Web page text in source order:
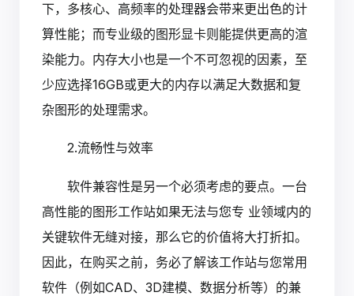
下，多核心、高频率的处理器会带来更出色的计
算性能；而专业级的图形显卡则能提供更高的渲
染能力。内存大小也是一个不可忽视的因素，至
少应选择16GB或更大的内存以满足大数据和复
杂图形的处理需求。
2.流畅性与效率
软件兼容性是另一个必须考虑的要点。一台
高性能的图形工作站如果无法与您专 业领域内的
关键软件无缝对接，那么它的价值将大打折扣。
因此，在购买之前，务必了解该工作站与您常用
软件（例如CAD、3D建模、数据分析等）的兼